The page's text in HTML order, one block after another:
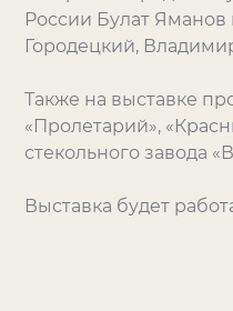
России Булат
Городецкий,
Также на выставке
«Пролетарий»,
стекольного завода
Выставка будет